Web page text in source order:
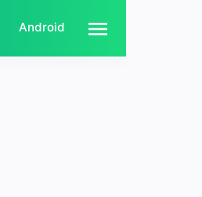
Android